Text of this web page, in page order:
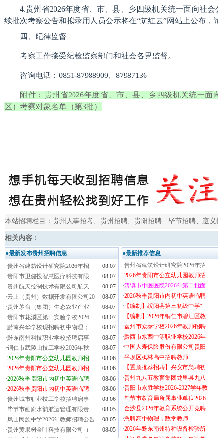
4.贵州省2026年度省、市、县、乡四级机关统一面向社
续批次考察公告和拟录用人员公示将在“筑红云”网站上公布，
四、纪律监督
考察工作接受纪检监察部门和社会各界监督。
咨询电话：0851-87988909、87987136
附件：贵州省2026年度省、市、县、乡四级机关统一面
区）考察对象名单（第3批）
本站招聘栏目： 贵州人事招考、 贵州招聘、 贵阳招聘、 毕节招聘、 遵义
相关内容：
●最新发布贵州招聘信息
·贵州省建筑设计研究院2026年招
08-07
·贵阳市卫健投智慧医疗科技有限
08-07
·贵州航天控制技术有限公司航天
08-07
·云上（贵州）数据开发有限公司20
08-07
·贵州茅台（集团）生态农业产业
08-07
·贵阳市花溪区第一实验学校2026
08-07
·黔南兴华学校现招聘初中物理；
08-07
·黔东南州科技职业学校招聘启事
08-07
·铜仁市武陵山技工学校2026年秋
08-07
·2026年贵阳市公立幼儿园教师招
08-06
·2026年贵阳市公立幼儿园教师招
08-06
·2026秋季贵阳市内初中英语临聘
08-06
·2026秋季贵阳市内初中英语临聘
08-06
·贵州城市职业技工学校招聘启事
08-06
·毕节市画廊水韵航运管理有限责
08-05
·凤山民族中学2026年教师招聘公告
08-05
·贵州黄果树金叶科技有限公司（
08-05
●最新推荐信息
·贵州省建筑设计研究院2026年招
·2026年贵阳市公立幼儿园教师招
·清镇市中医医院2026年第二批面
·2026秋季贵阳市内初中英语临聘
· 【编制】绥阳县第三初级中学“
· 【编制】2026年铜仁市碧江区教
·盘州市众泰学校2026年教师招聘
·黔西市水西中等职业学校2026年
·中国人寿保险股份有限公司贵阳
·平坝区枫林高中招聘教师
· 【置顶推荐招聘】兴义市急聘初
·贵州九八五教育集团龙里县九八
·贵阳市永胜学校2026-2027学年教
·毕节市教育局所属事业单位2026
·金沙县2026年教育系统公开竞聘
·急聘高中物理，数学教师
·2026年黔东南州特种设备检验所